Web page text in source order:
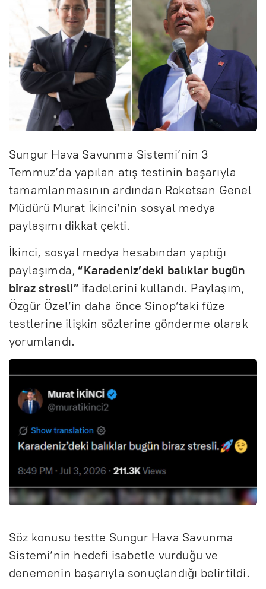
Sungur Hava Savunma Sistemi’nin 3
Temmuz’da yapılan atış testinin başarıyla
tamamlanmasının ardından Roketsan Genel
Müdürü Murat İkinci’nin sosyal medya
paylaşımı dikkat çekti.
İkinci, sosyal medya hesabından yaptığı
paylaşımda,“Karadeniz’deki balıklar bugün
biraz stresli”ifadelerini kullandı. Paylaşım,
Özgür Özel’in daha önce Sinop’taki füze
testlerine ilişkin sözlerine gönderme olarak
yorumlandı.
Söz konusu testte Sungur Hava Savunma
Sistemi’nin hedefi isabetle vurduğu ve
denemenin başarıyla sonuçlandığı belirtildi.